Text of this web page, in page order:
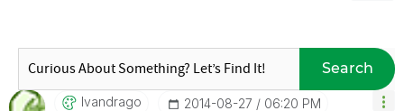
Search
Ivandrago ‎2014-08-27 06:20 PM